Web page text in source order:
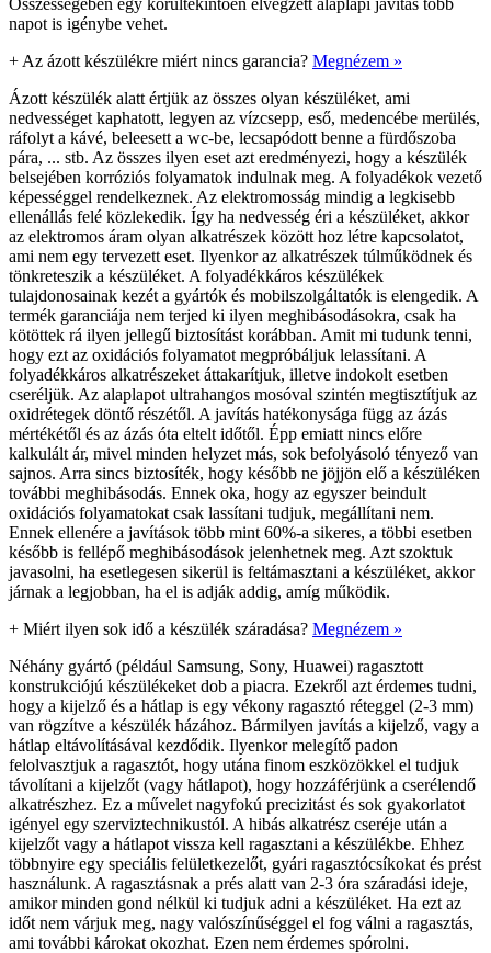
napot is igénybe vehet.
+ Az ázott készülékre miért nincs garancia? Megnézem »
Ázott készülék alatt értjük az összes olyan készüléket, ami
nedvességet kaphatott, legyen az vízcsepp, eső, medencébe merülés,
ráfolyt a kávé, beleesett a wc-be, lecsapódott benne a fürdőszoba
pára, ... stb. Az összes ilyen eset azt eredményezi, hogy a készülék
belsejében korróziós folyamatok indulnak meg. A folyadékok vezető
képességgel rendelkeznek. Az elektromosság mindig a legkisebb
ellenállás felé közlekedik. Így ha nedvesség éri a készüléket, akkor
az elektromos áram olyan alkatrészek között hoz létre kapcsolatot,
ami nem egy tervezett eset. Ilyenkor az alkatrészek túlműködnek és
tönkreteszik a készüléket. A folyadékkáros készülékek
tulajdonosainak kezét a gyártók és mobilszolgáltatók is elengedik. A
termék garanciája nem terjed ki ilyen meghibásodásokra, csak ha
kötöttek rá ilyen jellegű biztosítást korábban. Amit mi tudunk tenni,
hogy ezt az oxidációs folyamatot megpróbáljuk lelassítani. A
folyadékkáros alkatrészeket áttakarítjuk, illetve indokolt esetben
cseréljük. Az alaplapot ultrahangos mosóval szintén megtisztítjuk az
oxidrétegek döntő részétől. A javítás hatékonysága függ az ázás
mértékétől és az ázás óta eltelt időtől. Épp emiatt nincs előre
kalkulált ár, mivel minden helyzet más, sok befolyásoló tényező van
sajnos. Arra sincs biztosíték, hogy később ne jöjjön elő a készüléken
további meghibásodás. Ennek oka, hogy az egyszer beindult
oxidációs folyamatokat csak lassítani tudjuk, megállítani nem.
Ennek ellenére a javítások több mint 60%-a sikeres, a többi esetben
később is fellépő meghibásodások jelenhetnek meg. Azt szoktuk
javasolni, ha esetlegesen sikerül is feltámasztani a készüléket, akkor
járnak a legjobban, ha el is adják addig, amíg működik.
+ Miért ilyen sok idő a készülék száradása? Megnézem »
Néhány gyártó (például Samsung, Sony, Huawei) ragasztott
konstrukciójú készülékeket dob a piacra. Ezekről azt érdemes tudni,
hogy a kijelző és a hátlap is egy vékony ragasztó réteggel (2-3 mm)
van rögzítve a készülék házához. Bármilyen javítás a kijelző, vagy a
hátlap eltávolításával kezdődik. Ilyenkor melegítő padon
felolvasztjuk a ragasztót, hogy utána finom eszközökkel el tudjuk
távolítani a kijelzőt (vagy hátlapot), hogy hozzáférjünk a cserélendő
alkatrészhez. Ez a művelet nagyfokú precizitást és sok gyakorlatot
igényel egy szerviztechnikustól. A hibás alkatrész cseréje után a
kijelzőt vagy a hátlapot vissza kell ragasztani a készülékbe. Ehhez
többnyire egy speciális felületkezelőt, gyári ragasztócsíkokat és prést
használunk. A ragasztásnak a prés alatt van 2-3 óra száradási ideje,
amikor minden gond nélkül ki tudjuk adni a készüléket. Ha ezt az
időt nem várjuk meg, nagy valószínűséggel el fog válni a ragasztás,
ami további károkat okozhat. Ezen nem érdemes spórolni.